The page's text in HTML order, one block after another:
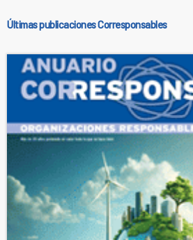
Últimas publicaciones Corresponsables